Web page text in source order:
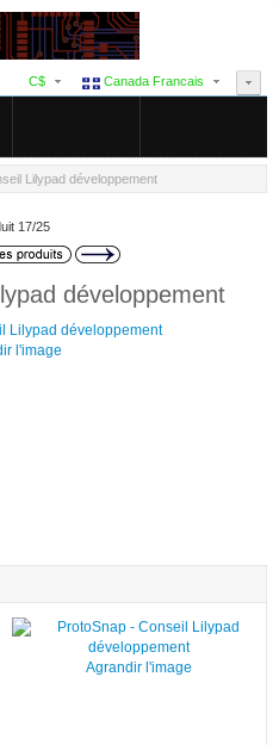
Canada Francais
C$
Lilypad développement
17/25
développement
l'image
Agrandir l'image